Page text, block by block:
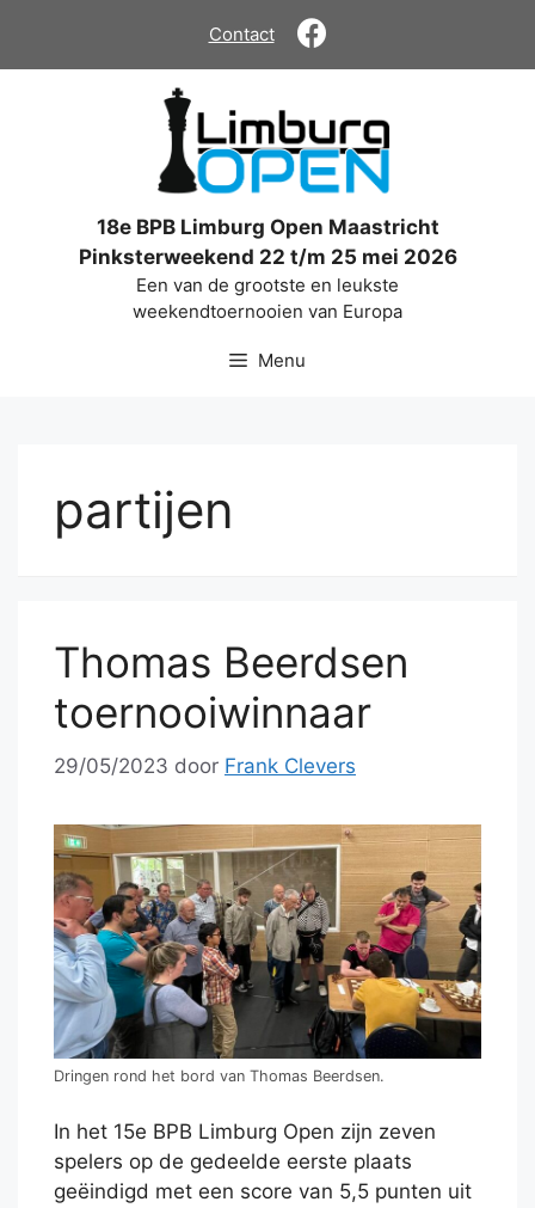
de
Contact
18e BPB Limburg Open Maastricht
Pinksterweekend 22 t/m 25 mei 2026
Een van de grootste en leukste
weekendtoernooien van Europa
Menu
partijen
Thomas Beerdsen
toernooiwinnaar
29/05/2023 door Frank Clevers
Dringen rond het bord van Thomas Beerdsen.
In het 15e BPB Limburg Open zijn zeven
spelers op de gedeelde eerste plaats
geëindigd met een score van 5,5 punten uit